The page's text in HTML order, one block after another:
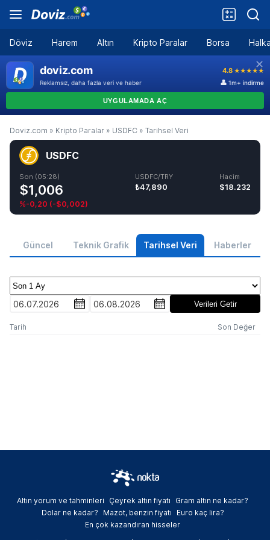
Döviz Harem Altın Kripto Paralar Borsa
Doviz.com » Kripto Paralar » USDFC » Tarihsel Veri
USDFC
Son (05:28)
$1,006
%-0,20 (-$0,002)
USDFC/TRY
₺47,890
Hacim
$18.232
Güncel Teknik Grafik Tarihsel Veri Haberler
06.07.2026 06.08.2026 Verileri Getir
Tarih Son Değer
Altın yorum ve tahminleri Çeyrek altın fiyatı
Gram altın ne kadar?
Dolar ne kadar?
Mazot, benzin fiyatı
Euro kaç lira?
En çok kazandıran hisseler